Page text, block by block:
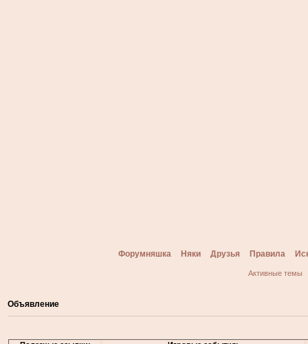
Форумняшка Няки Друзья Правила
Активные темы
Объявление